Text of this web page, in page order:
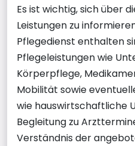
Es ist wichtig, sich über
Leistungen zu
Pflegedienst enthalten
Pflegeleistungen wie
Körperpflege,
Mobilität sowie
wie hauswirtschaftliche
Begleitung zu
Verständnis der